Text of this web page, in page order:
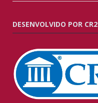
DESENVOLVIDO POR CR2